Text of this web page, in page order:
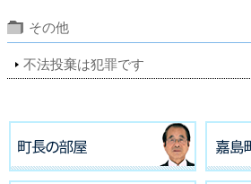
その他
不法投棄は犯罪です